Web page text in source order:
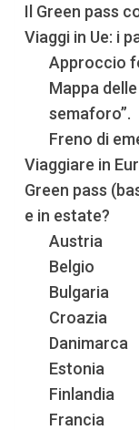
Il Green pass
Viaggi in Ue: i
Approccio
Mappa
semaforo”.
Freno di
Viaggiare in
Green pass
e in estate?
Austria
Belgio
Bulgaria
Croazia
Danimarca
Estonia
Finlandia
Francia